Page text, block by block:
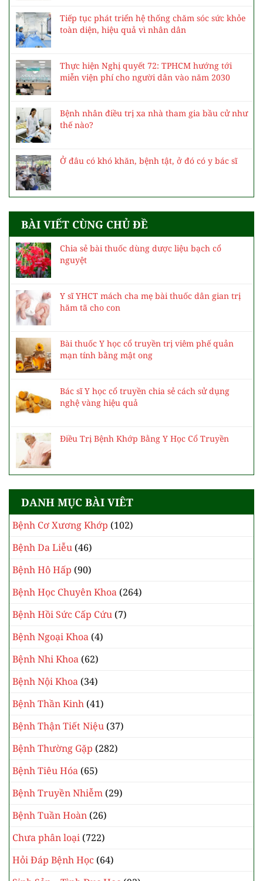
Tiếp tục phát triển hệ thống chăm sóc sức khỏe
toàn diện, hiệu quả vì nhân dân
Thực hiện Nghị quyết 72: TPHCM hướng tới
miễn viện phí cho người dân vào năm 2030
Bệnh nhân điều trị xa nhà tham gia bầu cử như
thế nào?
Ở đâu có khó khăn, bệnh tật, ở đó có y bác sĩ
BÀI VIẾT CÙNG CHỦ ĐỀ
Chia sẻ bài thuốc dùng dược liệu bạch cổ
nguyệt
Y sĩ YHCT mách cha mẹ bài thuốc dân gian trị
hăm tã cho con
Bài thuốc Y học cổ truyền trị viêm phế quản
mạn tính bằng mật ong
Bác sĩ Y học cổ truyền chia sẻ cách sử dụng
nghệ vàng hiệu quả
Điều Trị Bệnh Khớp Bằng Y Học Cổ Truyền
DANH MỤC BÀI VIÊT
Bệnh Cơ Xương Khớp (102)
Bệnh Da Liễu (46)
Bệnh Hô Hấp (90)
Bệnh Học Chuyên Khoa (264)
Bệnh Hồi Sức Cấp Cứu (7)
Bệnh Ngoại Khoa (4)
Bệnh Nhi Khoa (62)
Bệnh Nội Khoa (34)
Bệnh Thần Kinh (41)
Bệnh Thận Tiết Niệu (37)
Bệnh Thường Gặp (282)
Bệnh Tiêu Hóa (65)
Bệnh Truyền Nhiễm (29)
Bệnh Tuần Hoàn (26)
Chưa phân loại (722)
Hỏi Đáp Bệnh Học (64)